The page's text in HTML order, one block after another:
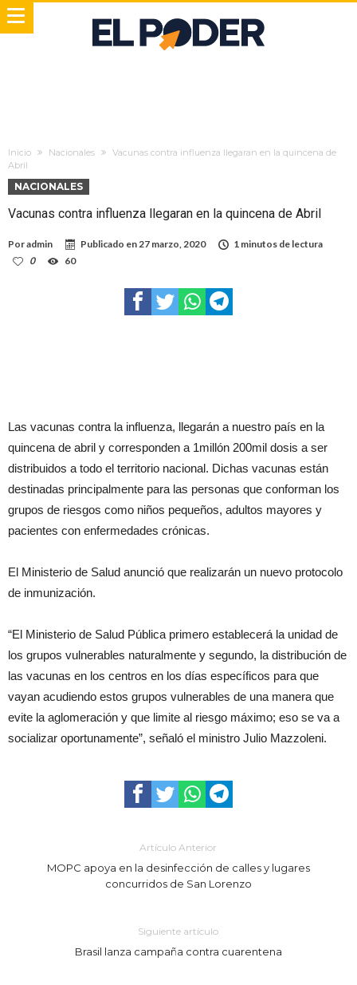
Inicio Nacionales
Vacunas contra influenza llegaran en la quincena de
Abril
NACIONALES
Vacunas contra influenza llegaran en la quincena de Abril
Poradmin Publicado en27 marzo, 2020
1 minutos de lectura
0
60
Las vacunas contra la influenza, llegarán a nuestro país en la
quincena de abril y corresponden a 1millón 200mil dosis a ser
distribuidos a todo el territorio nacional. Dichas vacunas están
destinadas principalmente para las personas que conforman los
grupos de riesgos como niños pequeños, adultos mayores y
pacientes con enfermedades crónicas.
El Ministerio de Salud anunció que realizarán un nuevo protocolo
de inmunización.
“El Ministerio de Salud Pública primero establecerá la unidad de
los grupos vulnerables naturalmente y segundo, la distribución de
las vacunas en los centros en los días específicos para que
vayan acudiendo estos grupos vulnerables de una manera que
evite la aglomeración y que limite al riesgo máximo; eso se va a
socializar oportunamente”, señaló el ministro Julio Mazzoleni.
Artículo Anterior
MOPC apoya en la desinfección de calles y lugares
concurridos de San Lorenzo
Siguiente artículo
Brasil lanza campaña contra cuarentena